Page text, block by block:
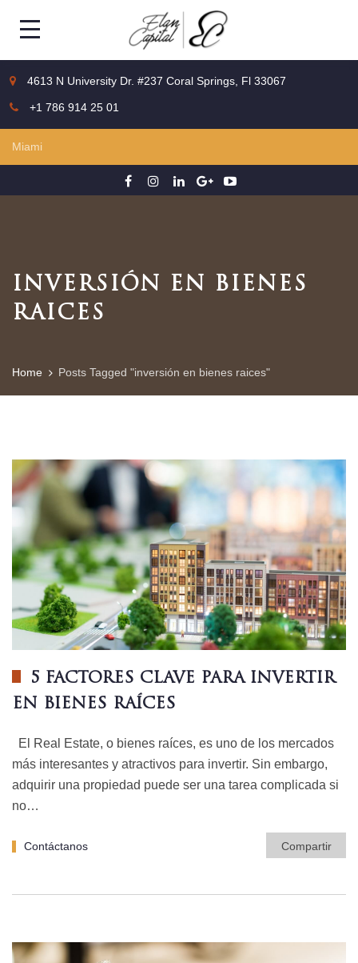
4613 N University Dr. #237 Coral Springs, Fl 33067
+1 786 914 25 01
INVERSIÓN EN BIENES
RAICES
Home Posts Tagged "inversión en bienes raices"
5 FACTORES CLAVE PARA INVERTIR
EN BIENES RAÍCES
El Real Estate, o bienes raíces, es uno de los mercados
más interesantes y atractivos para invertir. Sin embargo,
adquirir una propiedad puede ser una tarea complicada si
no…
Contáctanos Compartir